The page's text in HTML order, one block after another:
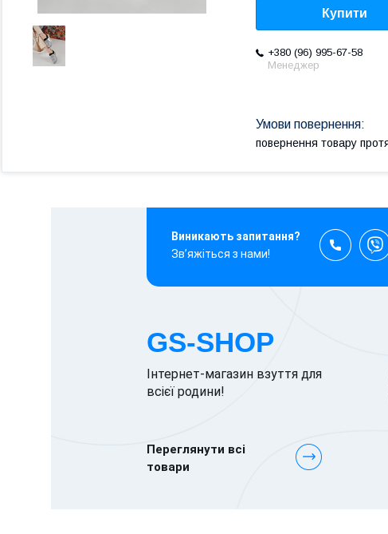
Купити
+380 (96) 995-67-58
Менеджер
повернення товару
Виникають запитання?
Зв’яжіться з нами!
GS-SHOP
Інтернет-магазин взуття для
всієї родини!
Переглянути всі
товари